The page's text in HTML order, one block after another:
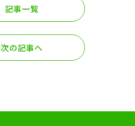
記事一覧
次の記事へ